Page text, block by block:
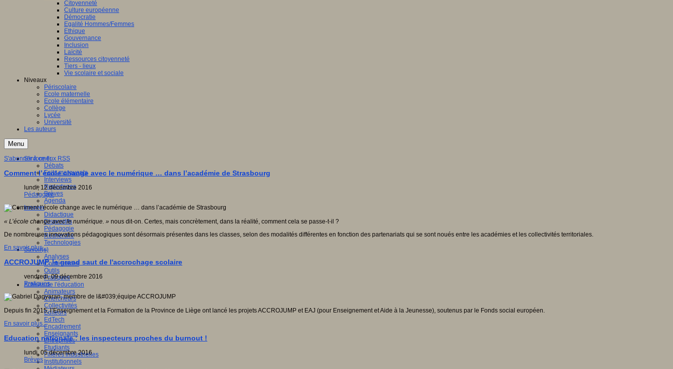
Citoyenneté
Culture européenne
Démocratie
Egalité Hommes/Femmes
Ethique
Gouvernance
Inclusion
Laïcité
Ressources citoyenneté
Tiers - lieux
Vie scolaire et sociale
Niveaux
Périscolaire
Ecole maternelle
Ecole élémentaire
Collège
Lycée
Université
Les auteurs
Menu
S'informer
Débats
Faits marquants
Interviews
Reportages
Brèves
Agenda
Innover
Didactique
Dispositifs
Pédagogie
Recherche
Technologies
Savoir(s)
Analyses
Conférences
Outils
Pratiques
Acteurs de l'éducation
Animateurs
Chercheurs
Collectivités
Editeurs
EdTech
Encadrement
Enseignants
Entreprises
Etudiants
Filières industrielles
Institutionnels
S'abonner à ce flux RSS
Comment l’école change avec le numérique … dans l’académie de Strasbourg
lundi, 12 décembre 2016
Pédagogie
« L’école change avec le numérique. » nous dit-on. Certes, mais concrètement, dans la réalité, comment cela se passe-t-il ?
De nombreuses innovations pédagogiques sont désormais présentes dans les classes, selon des modalités différentes en fonction des partenariats qui se sont noués entre les académies et les collectivités territoriales.
En savoir plus...
ACCROJUMP, le grand saut de l'accrochage scolaire
vendredi, 09 décembre 2016
Pratiques
Depuis fin 2015, l’Enseignement et la Formation de la Province de Liège ont lancé les projets ACCROJUMP et EAJ (pour Enseignement et Aide à la Jeunesse), soutenus par le Fonds social européen.
En savoir plus...
Education nationale : les inspecteurs proches du burnout !
lundi, 05 décembre 2016
Brèves